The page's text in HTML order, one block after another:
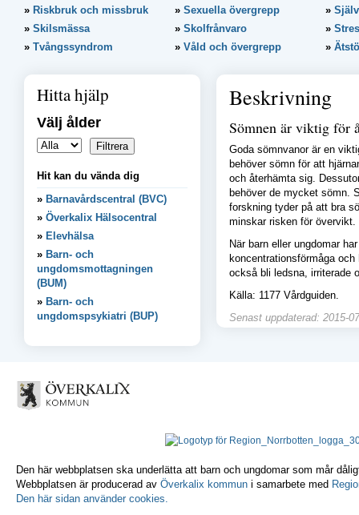
Riskbruk och missbruk
Sexuella övergrepp
Skilsmässa
Skolfrånvaro
Tvångssyndrom
Våld och övergrepp
Hitta hjälp
Välj ålder
Hit kan du vända dig
Barnavårdscentral (BVC)
Överkalix Hälsocentral
Elevhälsa
Barn- och
ungdomsmottagningen
(BUM)
Barn- och
ungdomspsykiatri (BUP)
Beskrivning
Sömnen är viktig för
Goda sömnvanor är en
behöver sömn för att
och återhämta sig.
behöver de mycket sömn.
forskning tyder på att bra
minskar risken för övervikt.
När barn eller ungdomar
koncentrationsförmåga
också bli ledsna, irriterade
Källa: 1177 Vårdguiden.
Senast uppdaterad: 2015-
Den här webbplatsen ska underlätta att barn och ungdomar som mår
Webbplatsen är producerad av Överkalix kommun i samarbete med
Den här sidan använder cookies.